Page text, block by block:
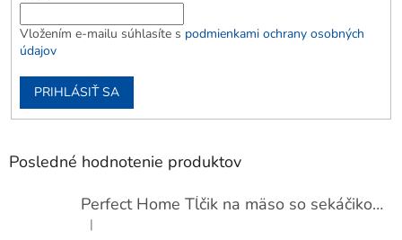
Vložením e-mailu súhlasíte s podmienkami ochrany osobných
údajov
PRIHLÁSIŤ SA
Posledné hodnotenie produktov
Perfect Home Tĺčik na mäso so sekáčikom, 56893
Hodnotenie produktu je 5 z 5 hviezdičiek.
|